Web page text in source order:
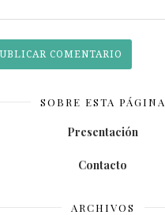
SOBRE ESTA PÁGINA
Presentación
Contacto
ARCHIVOS